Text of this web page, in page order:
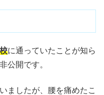
に通っていたことが知ら
公開です。
ましたが、腰を痛めたこ